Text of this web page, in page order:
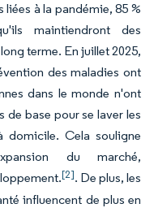
à la pandémie, 85 %
maintiendront des
terme. En juillet 2025,
des maladies ont
dans le monde n'ont
de base pour se laver les
Cela souligne
du marché,
[2]. De plus, les
influencent de plus en